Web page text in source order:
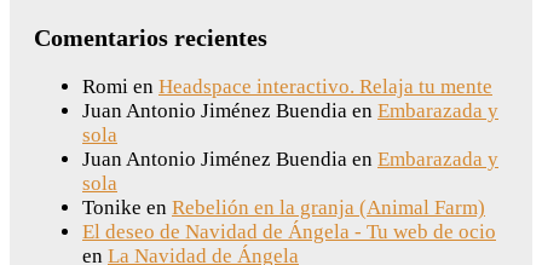
Comentarios recientes
Romi en Headspace interactivo. Relaja tu mente
Juan Antonio Jiménez Buendia en Embarazada y
sola
Juan Antonio Jiménez Buendia en Embarazada y
sola
Tonike en Rebelión en la granja (Animal Farm)
El deseo de Navidad de Ángela - Tu web de ocio
en La Navidad de Ángela